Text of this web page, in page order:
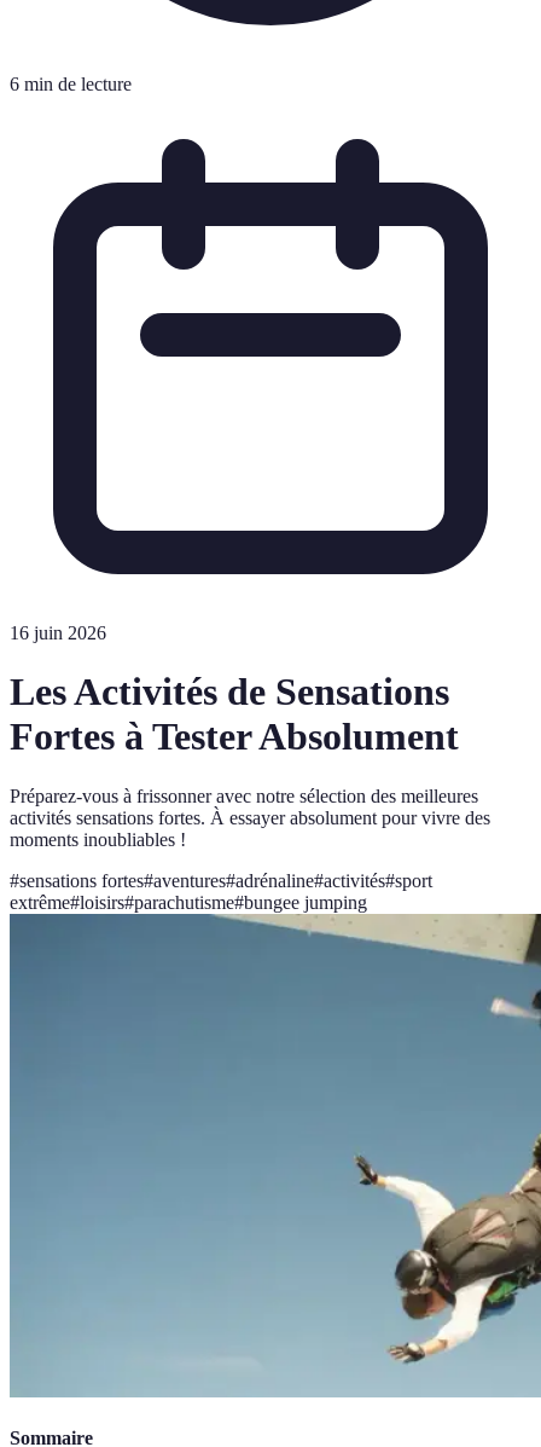
6 min de lecture
16 juin 2026
Les Activités de Sensations
Fortes à Tester Absolument
Préparez-vous à frissonner avec notre sélection des meilleures
activités sensations fortes. À essayer absolument pour vivre des
moments inoubliables !
#sensations fortes#aventures#adrénaline#activités#sport
extrême#loisirs#parachutisme#bungee jumping
Sommaire